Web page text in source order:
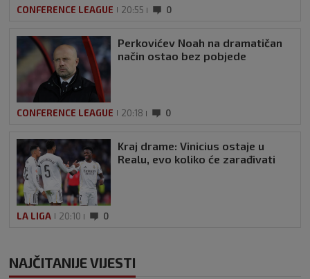
CONFERENCE LEAGUE 20:55 0
Perkovićev Noah na dramatičan
način ostao bez pobjede
CONFERENCE LEAGUE 20:18 0
Kraj drame: Vinicius ostaje u
Realu, evo koliko će zarađivati
LA LIGA 20:10 0
NAJČITANIJE VIJESTI